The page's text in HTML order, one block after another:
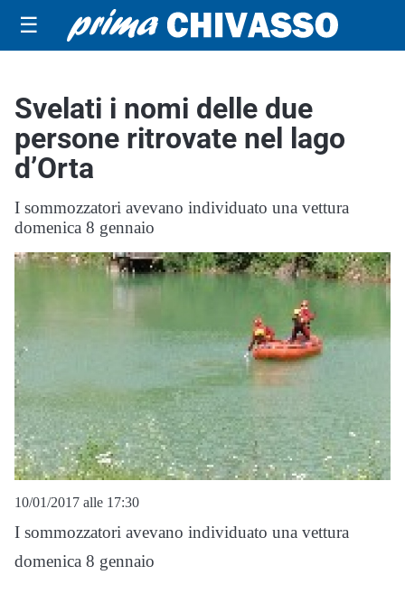
☰
Svelati i nomi delle due
persone ritrovate nel lago
d’Orta
I sommozzatori avevano individuato una vettura
domenica 8 gennaio
10/01/2017 alle 17:30
I sommozzatori avevano individuato una vettura
domenica 8 gennaio